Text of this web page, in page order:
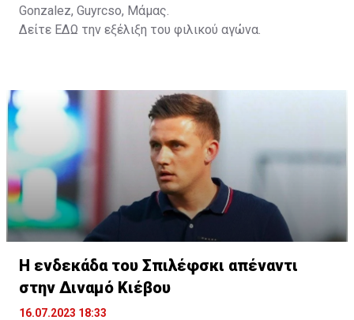
Gonzalez, Guyrcso, Μάμας.
Δείτε ΕΔΩ την εξέλιξη του φιλικού αγώνα.
Η ενδεκάδα του Σπιλέφσκι απέναντι
στην Διναμό Κιέβου
16.07.2023 18:33